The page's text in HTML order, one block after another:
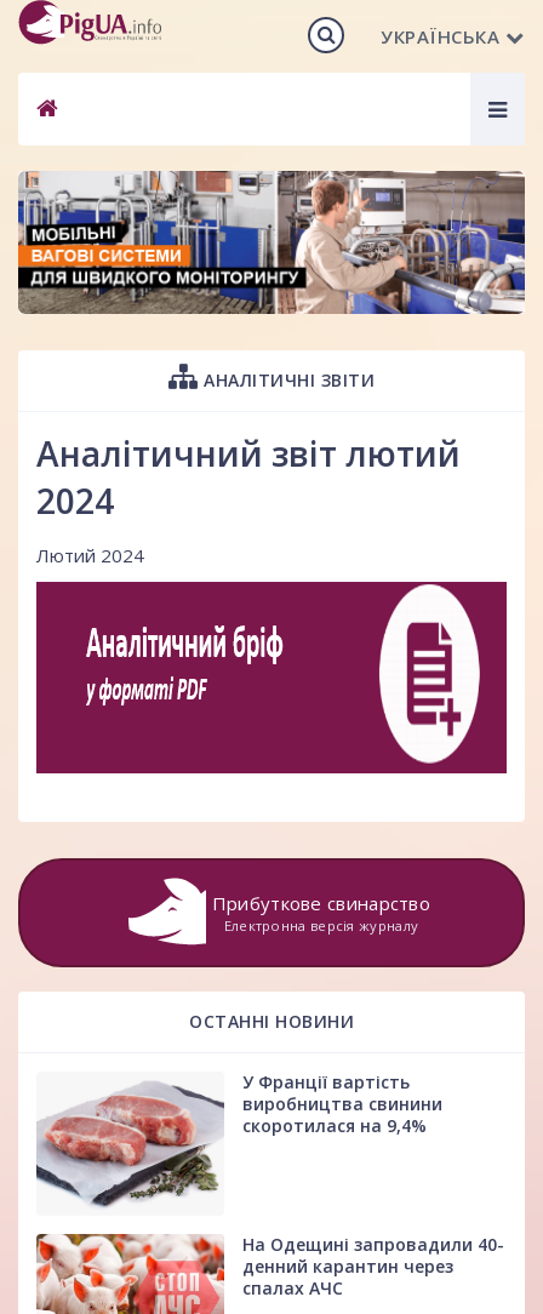
УКРАЇНСЬКА
АНАЛІТИЧНІ ЗВІТИ
Аналітичний звіт лютий
2024
Лютий 2024
Прибуткове свинарство
Електронна версія журналу
ОСТАННІ НОВИНИ
У Франції вартість
виробництва свинини
скоротилася на 9,4%
На Одещині запровадили 40-
денний карантин через
спалах АЧС